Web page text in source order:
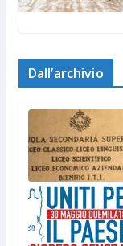
Dall’archivio